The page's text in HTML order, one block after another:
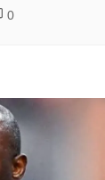
0